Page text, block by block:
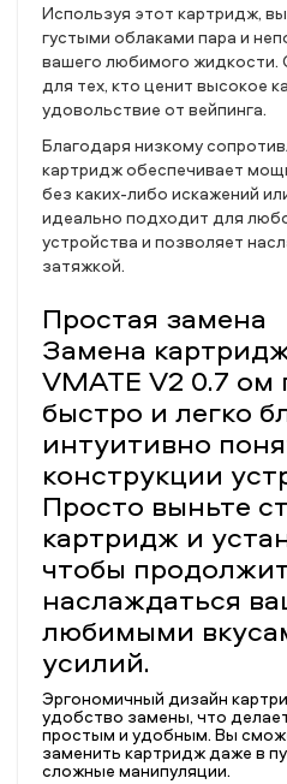
Используя этот картридж,
густыми облаками пара и
вашего любимого жидкости.
для тех, кто ценит высокое
удовольствие от вейпинга.
Благодаря низкому
картридж обеспечивает
без каких-либо искажений
идеально подходит для
устройства и позволяет
затяжкой.
Простая замена
Замена
VMATE V2 0.7
быстро и легко
интуитивно
конструкции
Просто выньте
картридж и
чтобы
наслаждаться
любимыми
усилий.
Эргономичный дизайн
удобство замены, что
простым и удобным. Вы
заменить картридж даже в
сложные манипуляции.